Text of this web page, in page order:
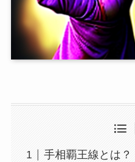
手相覇王線とは？